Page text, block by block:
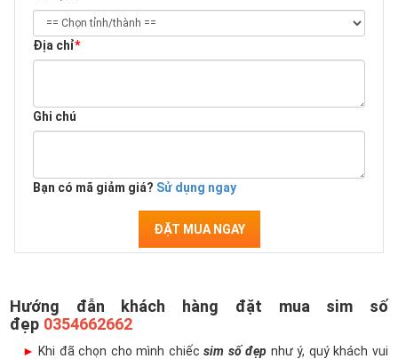
Địa chỉ*
Ghi chú
Bạn có mã giảm giá? Sử dụng ngay
ĐẶT MUA NGAY
Hướng đẫn khách hàng đặt mua sim số
đẹp 0354662662
► Khi đã chọn cho mình chiếcsim số đẹp như ý, quý khách vui